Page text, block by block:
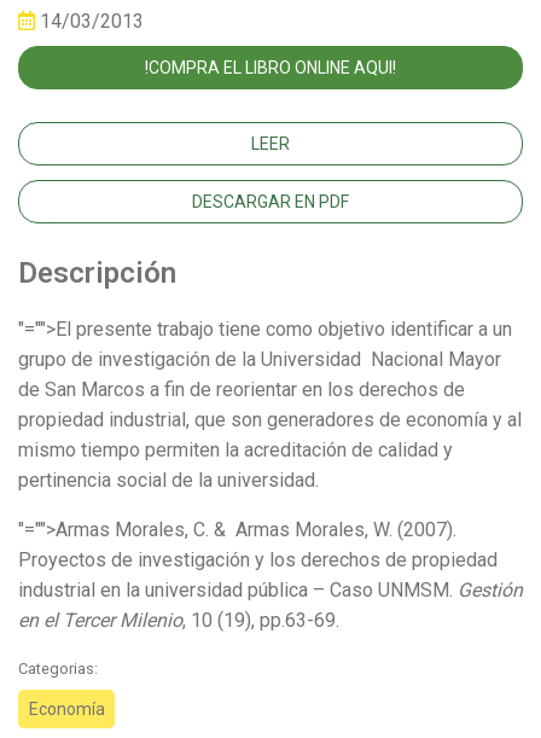
14/03/2013
!COMPRA EL LIBRO ONLINE AQUI!
LEER
DESCARGAR EN PDF
Descripción
"="">El presente trabajo tiene como objetivo identificar a un
grupo de investigación de la Universidad Nacional Mayor
de San Marcos a fin de reorientar en los derechos de
propiedad industrial, que son generadores de economía y al
mismo tiempo permiten la acreditación de calidad y
pertinencia social de la universidad.
"="">Armas Morales, C. & Armas Morales, W. (2007).
Proyectos de investigación y los derechos de propiedad
industrial en la universidad pública – Caso UNMSM. Gestión
en el Tercer Milenio, 10 (19), pp.63-69.
Categorias:
Economía